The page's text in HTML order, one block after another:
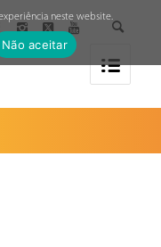
neste website.
Não aceitar